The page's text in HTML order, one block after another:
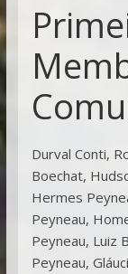
Durval Conti,
Boechat,
Hermes
Peyneau,
Peyneau, Luiz
Peyneau,